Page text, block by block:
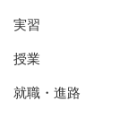
実習
授業
就職・進路